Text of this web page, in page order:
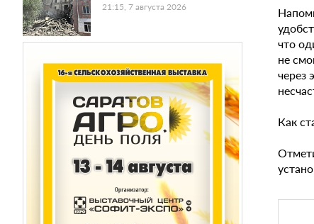
21:15, 7 августа 2026
что
не
через
Как